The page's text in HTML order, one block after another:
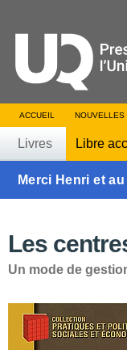
ACCUEIL NOUVELLES
Livres Libre
Merci Henri et
Les
Un mode de